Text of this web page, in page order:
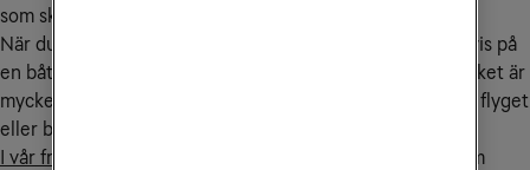
som sker i bakgrunden.
När du befinner dig helt utanför mobiltäckning, exempelvis på
en båt eller flygplan så sker då denna trafik via satellit, vilket är
mycket kostsamt. Slå därför av mobildata innan du går på flyget
eller båten.
I vår frågelista på denna sida
hittar du mer information om